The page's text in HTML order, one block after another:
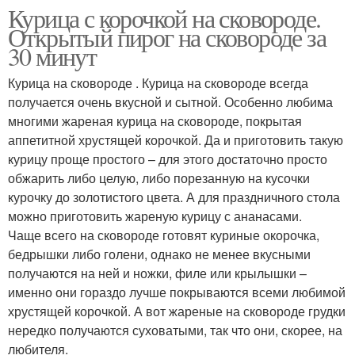
Курица с корочкой на сковороде.
Открытый пирог на сковороде за
30 минут
Курица на сковороде . Курица на сковороде всегда
получается очень вкусной и сытной. Особенно любима
многими жареная курица на сковороде, покрытая
аппетитной хрустящей корочкой. Да и приготовить такую
курицу проще простого – для этого достаточно просто
обжарить либо целую, либо порезанную на кусочки
курочку до золотистого цвета. А для праздничного стола
можно приготовить жареную курицу с ананасами.
Чаще всего на сковороде готовят куриные окорочка,
бедрышки либо голени, однако не менее вкусными
получаются на ней и ножки, филе или крылышки –
именно они гораздо лучше покрываются всеми любимой
хрустящей корочкой. А вот жареные на сковороде грудки
нередко получаются суховатыми, так что они, скорее, на
любителя.